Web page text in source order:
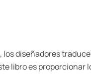
diseñadores
libro es